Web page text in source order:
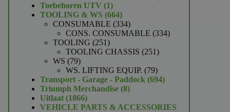
Toebehoren UTV 11
product
TOOLING & WS 664664
producten
CONSUMABLE 334334
producten
CONS. CONSUMABLE 334334
TOOLING 251251
producten
TOOLING CHASSIS 251251
WS 7979
producten
WS. LIFTING EQUIP. 7979
producten
Transport - Garage - Paddock 694694
Triumph Merchandise 88
Uitlaat 18661866
producten
VEHICLE PARTS & ACCESSORIES